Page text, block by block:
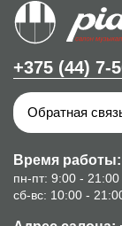
+375 (44) 7-
Обратная
Время работы:
пн-пт: 9:00 - 21:00
сб-вс: 10:00 -